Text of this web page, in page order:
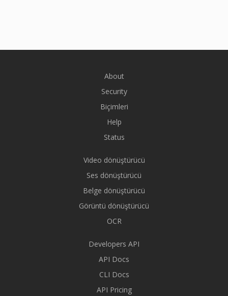
About
Security
Biçimleri
Help
Status
Video dönüştürücü
Ses dönüştürücü
Belge dönüştürücü
Görüntü dönüştürücü
OCR
Developers API
API Docs
CLI Docs
API Pricing